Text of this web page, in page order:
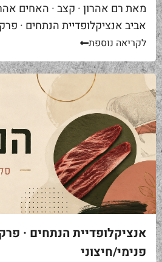
מאת רם אהרון · קצב · האחים
סיפור. אתם באים לאחת
לקריאה נוספת
פנימי/חיצוני